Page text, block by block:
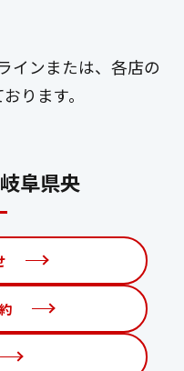
インまたは、各店の
ります。
阜県央